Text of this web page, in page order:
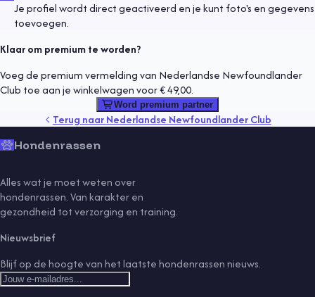
Je profiel wordt direct geactiveerd en je kunt foto's en gegevens
toevoegen.
Klaar om premium te worden?
Voeg de premium vermelding van Nederlandse Newfoundlander
Club toe aan je winkelwagen voor € 49,00.
Word premium partner
Terug naarNederlandse Newfoundlander Club
Hondenrassen
Alles wat je moet weten over
hondenrassen. Van karakter en
gezondheid tot verzorging en training.
Nieuwsbrief
Blijf op de hoogte van het laatste hondenrassen nieuws.